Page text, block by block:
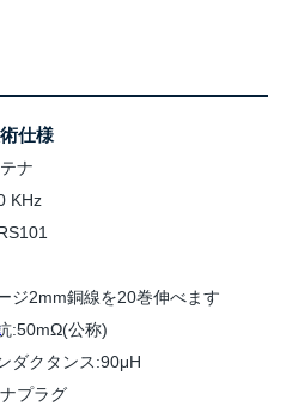
仕様
ナ
KHz
ジ2mm銅線を20巻伸べます
:50mΩ(公称)
ダクタンス:90μH
プラグ